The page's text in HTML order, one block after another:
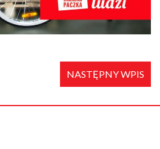
NASTĘPNY WPIS